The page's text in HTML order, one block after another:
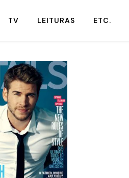
TV LEITURAS ETC.